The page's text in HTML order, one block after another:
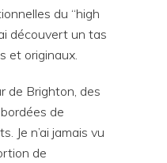
du “high
découvert un tas
et originaux.
de Brighton, des
de
Je n’ai jamais vu
de